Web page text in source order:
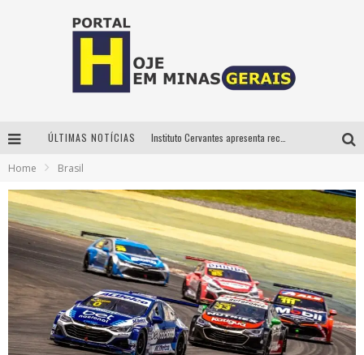
ÚLTIMAS NOTÍCIAS
É neste sábado: Marcelinho de Lima e Trio Virgulino agitam o Forró do Givanildo em Pedro Leopoldo
Projeta Cultura abre inscrições gratuitas em São João del-Rei para oficinas de elaboração de projetos culturais e inteligência artificial
Home Brasil